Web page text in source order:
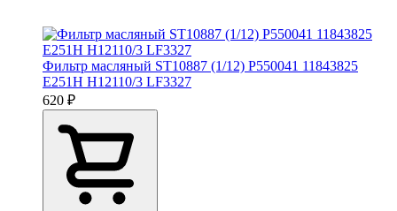
Фильтр масляный ST10887 (1/12) P550041 11843825
E251H H12110/3 LF3327
620 ₽